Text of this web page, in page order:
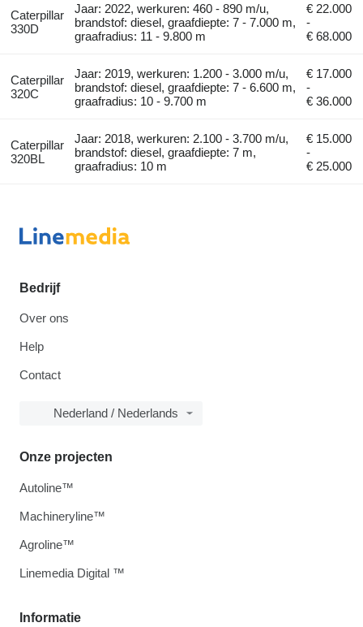
Caterpillar
330D
Jaar: 2022, werkuren: 460 - 890 m/u,
brandstof: diesel, graafdiepte: 7 - 7.000 m,
graafradius: 11 - 9.800 m
€ 22.000
-
€ 68.000
Caterpillar
320C
Jaar: 2019, werkuren: 1.200 - 3.000 m/u,
brandstof: diesel, graafdiepte: 7 - 6.600 m,
graafradius: 10 - 9.700 m
€ 17.000
-
€ 36.000
Caterpillar
320BL
Jaar: 2018, werkuren: 2.100 - 3.700 m/u,
brandstof: diesel, graafdiepte: 7 m,
graafradius: 10 m
€ 15.000
-
€ 25.000
Bedrijf
Over ons
Help
Contact
Nederland / Nederlands
Informatie
Onze projecten
Autoline™
Machineryline™
Agroline™
Linemedia Digital ™